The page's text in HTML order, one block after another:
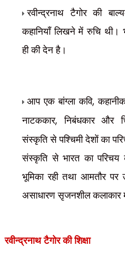
रवीन्द्रनाथ टैगोर की
कहानियाँ लिखने में रुचि थी।
ही की देन है।
आप एक बांग्ला कवि,
नाटककार,निबंधकार और
संस्कृति से पश्चिमी देशों का
संस्कृति से भारत का परिचय
भूमिका रही तथा आमतौर
असाधारण सृजनशील कलाकार
रवीन्द्रनाथ टैगोर की शिक्षा